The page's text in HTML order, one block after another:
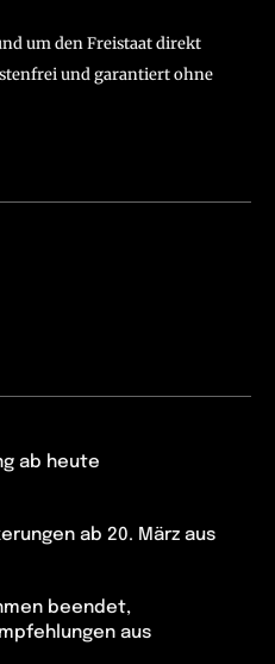
um den Freistaat direkt
und garantiert ohne
ab heute
ab 20. März aus
beendet,
aus